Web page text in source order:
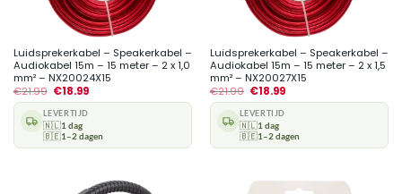
Luidsprekerkabel – Speakerkabel –
Audiokabel 15m – 15 meter – 2 x 1,0
mm² – NX20024X15
€21.99 €18.99
LEVERTIJD
🇳🇱1 dag
🇧🇪1–2 dagen
Luidsprekerkabel – Speakerkabel –
Audiokabel 15m – 15 meter – 2 x 1,5
mm² – NX20027X15
€21.99 €18.99
LEVERTIJD
🇳🇱1 dag
🇧🇪1–2 dagen